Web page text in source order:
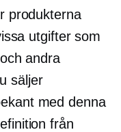
produkterna
utgifter som
andra
säljer
med denna
från